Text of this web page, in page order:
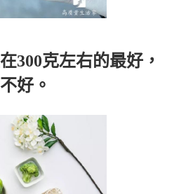
300克左右的最好，
好。